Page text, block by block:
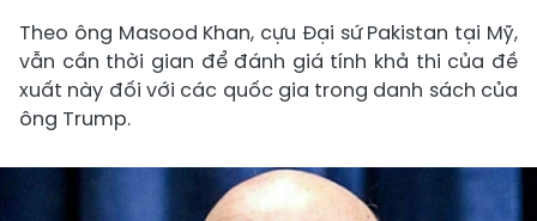
Theo ông Masood Khan, cựu Đại sứ Pakistan tại Mỹ,
vẫn cần thời gian để đánh giá tính khả thi của đề
xuất này đối với các quốc gia trong danh sách của
ông Trump.